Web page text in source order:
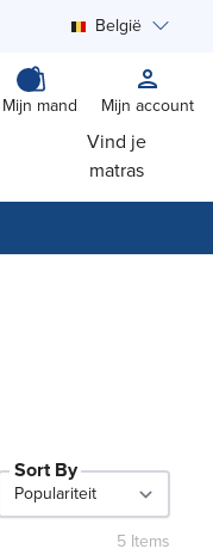
België
Mijn mand Mijn account
Vind je
matras
Sort By
5 Items